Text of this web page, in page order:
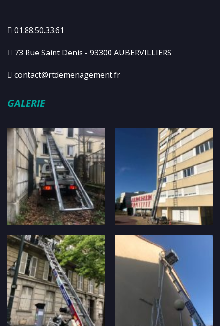
01.88.50.33.61
73 Rue Saint Denis - 93300 AUBERVILLIERS
contact@rtdemenagement.fr
GALERIE